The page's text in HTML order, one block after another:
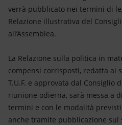
verrà pubblicato nei termini di
Relazione illustrativa del
all’Assemblea.
La Relazione sulla politica in
compensi corrisposti, redatta ai
T.U.F. e approvata dal Consiglio
riunione odierna, sarà messa a
termini e con le modalità
anche tramite pubblicazione sul